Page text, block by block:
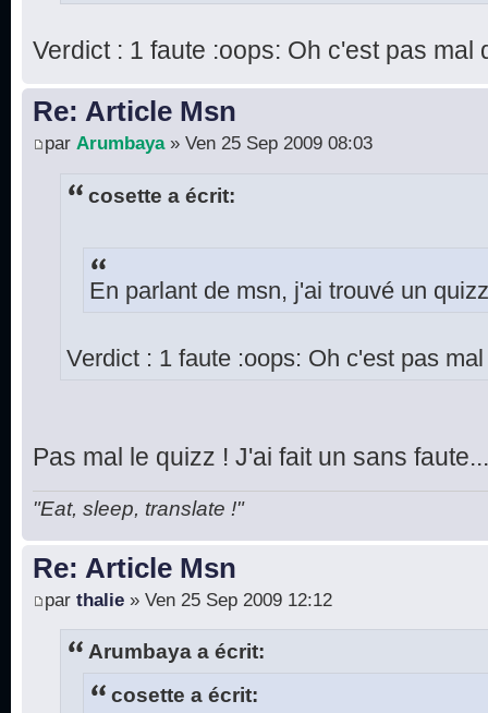
Verdict : 1 faute :oops: Oh c'est pas mal
Re: Article Msn
par Arumbaya» Ven 25 Sep 2009 08:03
cosette a écrit:
En parlant de msn, j'ai trouvé un
Verdict : 1 faute :oops: Oh c'est pas
Pas mal le quizz ! J'ai fait un sans
"Eat, sleep, translate !"
Re: Article Msn
par thalie » Ven 25 Sep 2009 12:12
Arumbaya a écrit:
cosette a écrit: